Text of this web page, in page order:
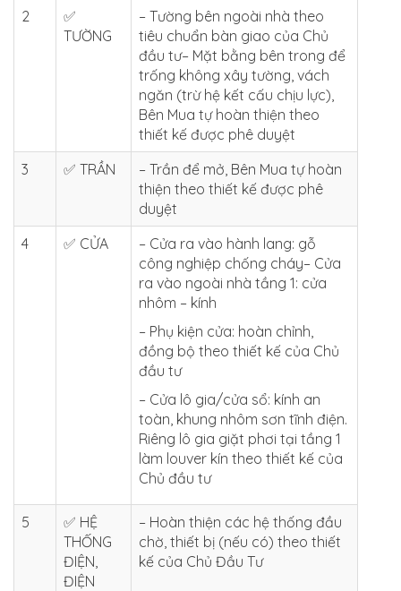
2
✅
TƯỜNG
– Tường bên ngoài nhà theo
tiêu chuẩn bàn giao của Chủ
đầu tư– Mặt bằng bên trong để
trống không xây tường, vách
ngăn (trừ hệ kết cấu chịu lực),
Bên Mua tự hoàn thiện theo
thiết kế được phê duyệt
3
✅ TRẦN
– Trần để mở, Bên Mua tự hoàn
thiện theo thiết kế được phê
duyệt
4
✅ CỬA
– Cửa ra vào hành lang: gỗ
công nghiệp chống cháy– Cửa
ra vào ngoài nhà tầng 1: cửa
nhôm – kính
– Phụ kiện cửa: hoàn chỉnh,
đồng bộ theo thiết kế của Chủ
đầu tư
– Cửa lô gia/cửa sổ: kính an
toàn, khung nhôm sơn tĩnh điện.
Riêng lô gia giặt phơi tại tầng 1
làm louver kín theo thiết kế của
Chủ đầu tư
5
✅ HỆ
THỐNG
ĐIỆN,
ĐIỆN
– Hoàn thiện các hệ thống đầu
chờ, thiết bị (nếu có) theo thiết
kế của Chủ Đầu Tư